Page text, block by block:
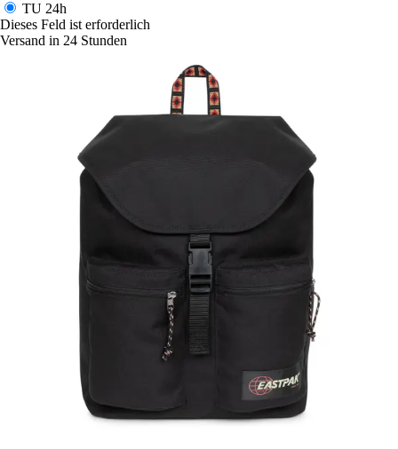
TU 24h
Dieses Feld ist erforderlich
Versand in 24 Stunden